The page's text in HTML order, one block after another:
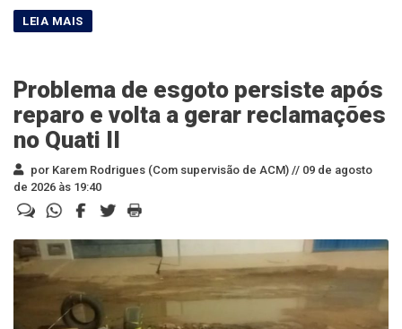
Problema de esgoto persiste após
reparo e volta a gerar reclamações
no Quati II
por Karem Rodrigues (Com supervisão de ACM) // 09 de agosto
de 2026 às 19:40